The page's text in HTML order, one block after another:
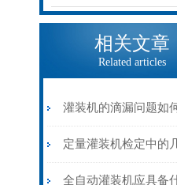
相关文章
Related articles